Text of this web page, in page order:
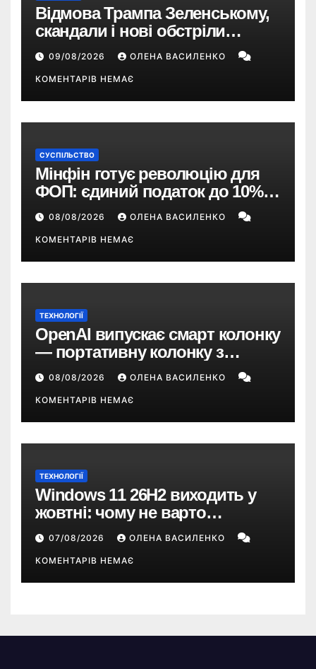
Відмова Трампа Зеленському,
скандали і нові обстріли
України – що пішло не так?
09/08/2026 ОЛЕНА ВАСИЛЕНКО
КОМЕНТАРІВ НЕМАЄ
СУСПІЛЬСТВО
Мінфін готує революцію для
ФОП: єдиний податок до 10%,
ПДВ з 2028 року та перегляд 2-ї
групи
08/08/2026 ОЛЕНА ВАСИЛЕНКО
КОМЕНТАРІВ НЕМАЄ
ТЕХНОЛОГІЇ
OpenAI випускає смарт колонку
— портативну колонку з
ChatGPT, камерою та цінником
понад $300
08/08/2026 ОЛЕНА ВАСИЛЕНКО
КОМЕНТАРІВ НЕМАЄ
ТЕХНОЛОГІЇ
Windows 11 26H2 виходить у
жовтні: чому не варто
пропускати це оновлення
07/08/2026 ОЛЕНА ВАСИЛЕНКО
КОМЕНТАРІВ НЕМАЄ